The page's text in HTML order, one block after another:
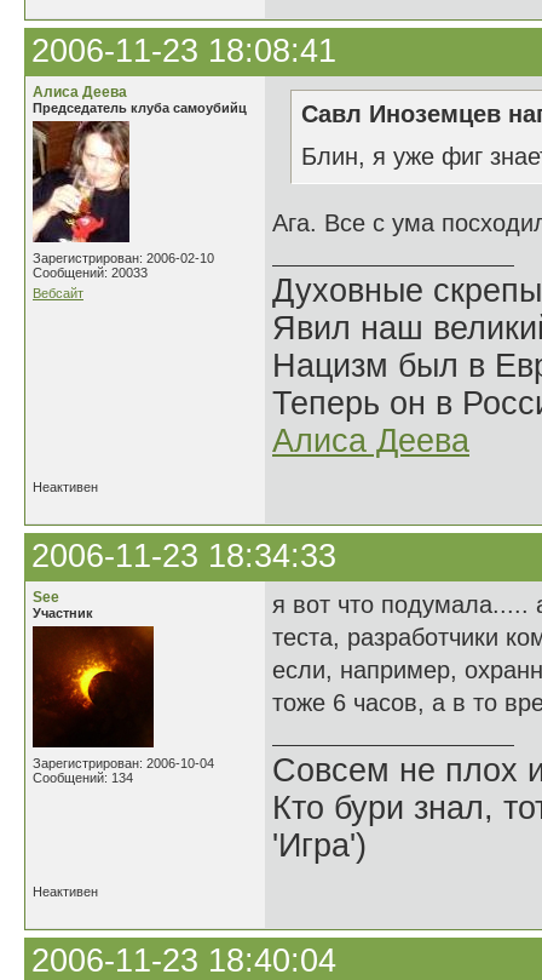
2006-11-23 18:08:41
Алиса Деева
Председатель клуба самоубийц
Зарегистрирован: 2006-02-10
Сообщений: 20033
Вебсайт
Савл Иноземцев
Блин, я уже фиг
Ага. Все с ума
Духовные
Явил наш
Нацизм был в
Теперь он в
Алиса Деева
Неактивен
2006-11-23 18:34:33
See
Участник
Зарегистрирован: 2006-10-04
Сообщений: 134
я вот что подумала.....
теста, разработчики
если, например,
тоже 6 часов, а в то
Совсем не плох
Кто бури знал,
'Игра')
Неактивен
2006-11-23 18:40:04